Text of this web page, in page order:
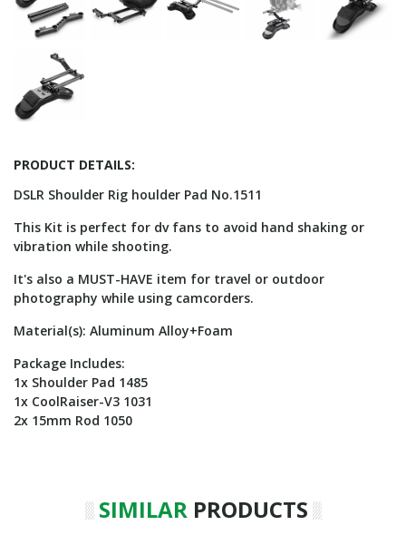
PRODUCT DETAILS:
DSLR Shoulder Rig houlder Pad No.1511
This Kit is perfect for dv fans to avoid hand shaking or
vibration while shooting.
It's also a MUST-HAVE item for travel or outdoor
photography while using camcorders.
Material(s): Aluminum Alloy+Foam
Package Includes:
1x Shoulder Pad 1485
1x CoolRaiser-V3 1031
2x 15mm Rod 1050
SIMILARPRODUCTS